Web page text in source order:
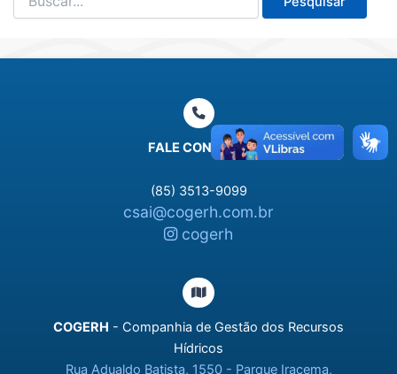
por:
FALE CONOSCO
(85) 3513-9099
csai@cogerh.com.br
cogerh
COGERH - Companhia de Gestão dos Recursos
Hídricos
Rua Adualdo Batista, 1550 - Parque Iracema,